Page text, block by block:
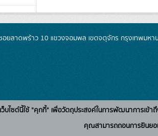
ยลาดพร้าว 10 แขวงจอมพล เขตจตุจักร กรุงเทพมห
เว็บไซต์นี้ใช้ "คุกกี้" เพื่อวัตถุประสงค์ในการพัฒนาการเข้
คุณสามารถถอนการยินย